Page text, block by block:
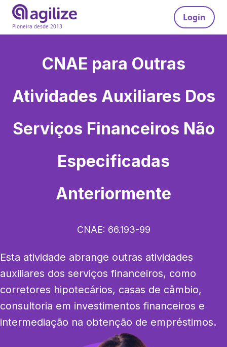
Pioneira desde 2013
Login
CNAE para Outras
Atividades Auxiliares Dos
Serviços Financeiros Não
Especificadas
Anteriormente
CNAE: 66.193-99
Esta atividade abrange outras atividades
auxiliares dos serviços financeiros, como
corretores hipotecários, casas de câmbio,
consultoria em investimentos financeiros e
intermediação na obtenção de empréstimos.